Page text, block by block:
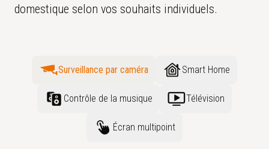
domestique selon vos souhaits individuels.
Surveillance par caméra Smart Home
Contrôle de la musique Télévision
Écran multipoint